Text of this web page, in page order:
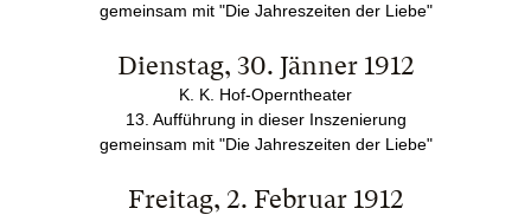
gemeinsam mit "Die Jahreszeiten der Liebe"
Dienstag, 30. Jänner 1912
K. K. Hof-Operntheater
13. Aufführung in dieser Inszenierung
gemeinsam mit "Die Jahreszeiten der Liebe"
Freitag, 2. Februar 1912